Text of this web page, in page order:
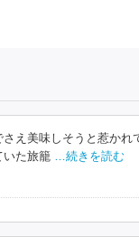
え美味しそうと惹か
いた旅籠
…続きを読む